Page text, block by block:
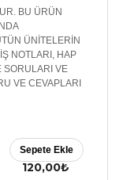
BU ÜRÜN
ÜNİTELERİN
NOTLARI, HAP
SORULARI VE
VE CEVAPLARI
120,00₺
Sepete Ekle